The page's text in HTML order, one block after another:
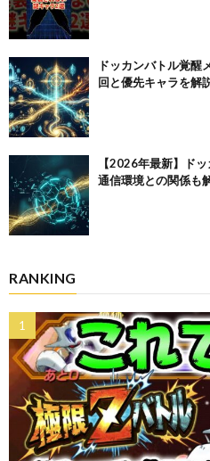
ドッカンバトル覚醒
回と優先キャラを解
【2026年最新】ド
通信環境との関係も
RANKING